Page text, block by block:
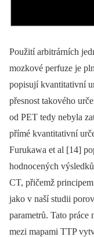
Použití arbitrárních
mozkové perfuze je
popisují kvantitativní
přesnost takového
od PET tedy nebyla
přímé kvantitativní
Furukawa et al [14]
hodnocených
CT, přičemž
jako v naší studii
parametrů. Tato
mezi mapami TTP